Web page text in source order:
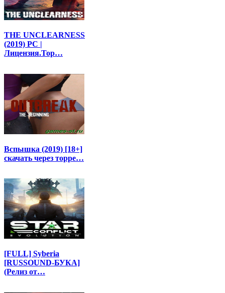
THE UNCLEARNESS
(2019) PC |
Лицензия.Тор…
Вспышка (2019) [18+]
скачать через торре…
[FULL] Syberia
[RUSSOUND-БУКА]
(Релиз от…